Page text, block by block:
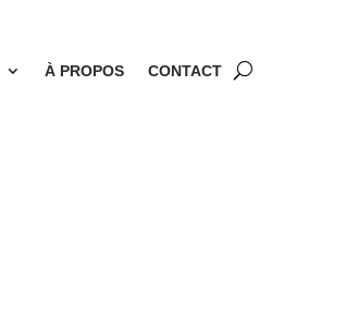
À PROPOS CONTACT